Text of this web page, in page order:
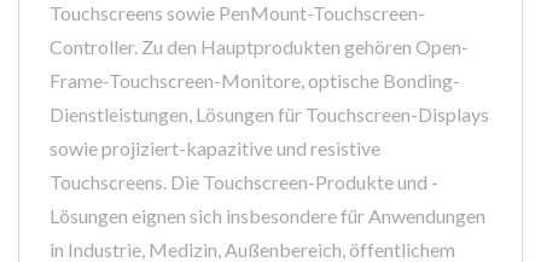
Touchscreens sowie PenMount-Touchscreen-
Controller. Zu den Hauptprodukten gehören Open-
Frame-Touchscreen-Monitore, optische Bonding-
Dienstleistungen, Lösungen für Touchscreen-Displays
sowie projiziert-kapazitive und resistive
Touchscreens. Die Touchscreen-Produkte und -
Lösungen eignen sich insbesondere für Anwendungen
in Industrie, Medizin, Außenbereich, öffentlichem